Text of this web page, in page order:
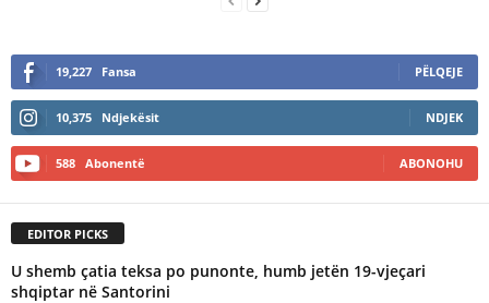
19,227 Fansa PËLQEJE
10,375 Ndjekësit NDJEK
588 Abonentë ABONOHU
EDITOR PICKS
U shemb çatia teksa po punonte, humb jetën 19-vjeçari
shqiptar në Santorini